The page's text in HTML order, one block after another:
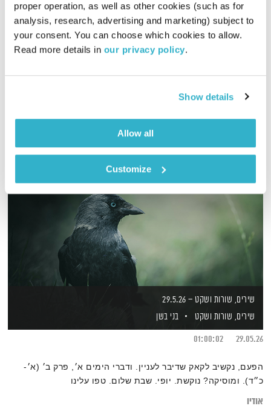
proper operation, as well as other cookies (such as for
analysis, research, advertising and marketing) subject to
your consent. You can choose which cookies to allow.
Read more details in our privacy policy.
Show details
Allow all
Customize
עולם קטן
אורי בנקהלטר
27.12.17
01:58:54
שירים, שורות ושקט – 29.5.26
שירים, שורות ושקט
בני בשן
29.05.26
01:00:02
הפעם, נקשיב לקאק שדיבר לעניין. ודברי הימים א׳, פרק ב׳ (א׳-
כ״ד). ומוסיקה? נוקשת. יופי. שבת שלום. טפו עלינו
אודיו